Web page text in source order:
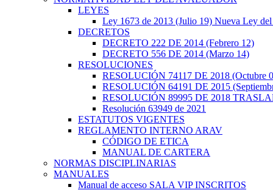
LEYES
Ley 1673 de 2013 (Julio 19) Nueva Ley
DECRETOS
DECRETO 222 DE 2014 (Febrero 12)
DECRETO 556 DE 2014 (Marzo 14)
RESOLUCIONES
RESOLUCIÓN 74117 DE 2018 (Octubre
RESOLUCIÓN 64191 DE 2015
RESOLUCIÓN 89995 DE 2018
Resolución 63949 de 2021
ESTATUTOS VIGENTES
REGLAMENTO INTERNO ARAV
CÓDIGO DE ETICA
MANUAL DE CARTERA
NORMAS DISCIPLINARIAS
MANUALES
Manual de acceso SALA VIP INSCRITOS